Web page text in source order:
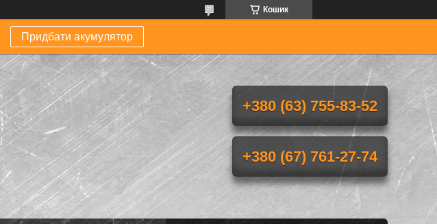
Кошик
Придбати акумулятор
+380 (63) 755-83-52
+380 (67) 761-27-74